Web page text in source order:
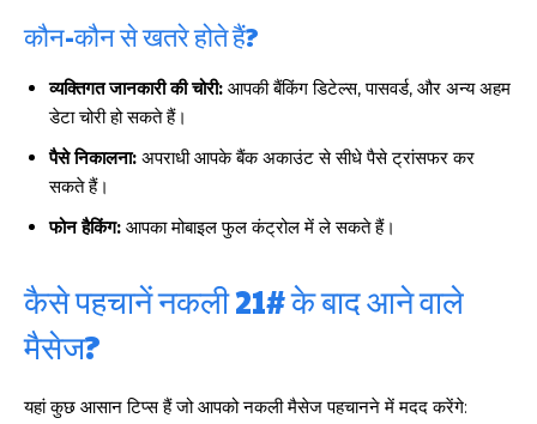
कौन-कौन से खतरे होते हैं?
व्यक्तिगत जानकारी की चोरी: आपकी बैंकिंग डिटेल्स, पासवर्ड, और अन्य अहम
डेटा चोरी हो सकते हैं।
पैसे निकालना: अपराधी आपके बैंक अकाउंट से सीधे पैसे ट्रांसफर कर
सकते हैं।
फोन हैकिंग: आपका मोबाइल फुल कंट्रोल में ले सकते हैं।
कैसे पहचानें नकली 21# के बाद आने वाले
मैसेज?
यहां कुछ आसान टिप्स हैं जो आपको नकली मैसेज पहचानने में मदद करेंगे: